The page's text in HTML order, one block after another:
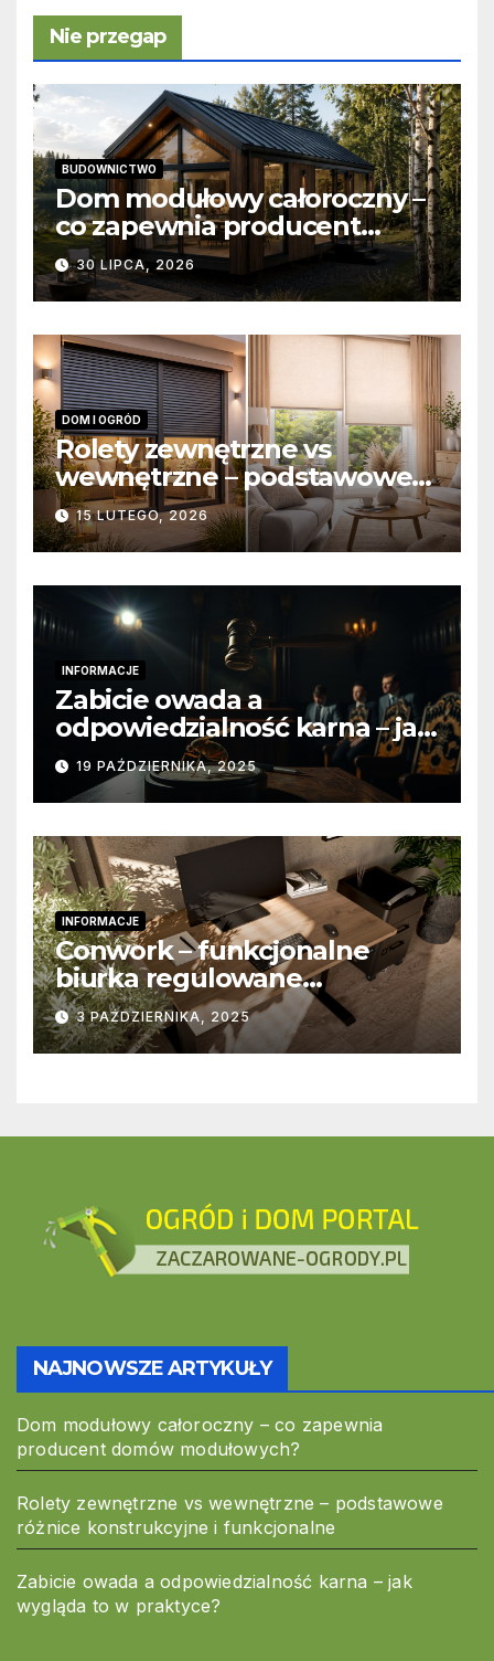
Nie przegap
BUDOWNICTWO
Dom modułowy całoroczny –
co zapewnia producent
domów modułowych?
30 LIPCA, 2026
DOM I OGRÓD
Rolety zewnętrzne vs
wewnętrzne – podstawowe
różnice konstrukcyjne i
funkcjonalne
15 LUTEGO, 2026
INFORMACJE
Zabicie owada a
odpowiedzialność karna – jak
wygląda to w praktyce?
19 PAŹDZIERNIKA, 2025
INFORMACJE
Conwork – funkcjonalne
biurka regulowane
stworzone z myślą o
nowoczesnych
przestrzeniach pracy
3 PAŹDZIERNIKA, 2025
NAJNOWSZE ARTYKUŁY
Dom modułowy całoroczny – co zapewnia
producent domów modułowych?
Rolety zewnętrzne vs wewnętrzne – podstawowe
różnice konstrukcyjne i funkcjonalne
Zabicie owada a odpowiedzialność karna – jak
wygląda to w praktyce?